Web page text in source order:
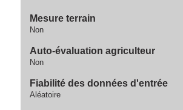
Mesure terrain
Non
Auto-évaluation agriculteur
Non
Fiabilité des données d'entrée
Aléatoire